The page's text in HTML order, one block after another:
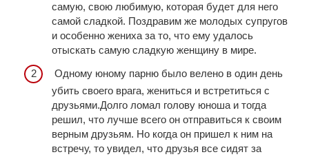
самую, свою любимую, которая будет для него
самой сладкой. Поздравим же молодых супругов
и особенно жениха за то, что ему удалось
отыскать самую сладкую женщину в мире.
Одному юному парню было велено в один день
убить своего врага, жениться и встретиться с
друзьями.Долго ломал голову юноша и тогда
решил, что лучше всего он отправиться к своим
верным друзьям. Но когда он пришел к ним на
встречу, то увидел, что друзья все сидят за